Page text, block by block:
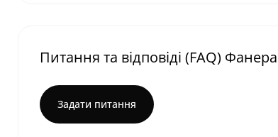
Питання та відповіді (FAQ)
Задати питання